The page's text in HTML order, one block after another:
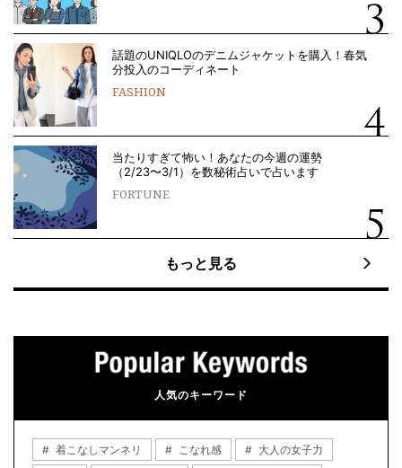
話題のUNIQLOのデニムジャケットを購入！春気
分投入のコーディネート
FASHION
当たりすぎて怖い！あなたの今週の運勢
（2/23〜3/1）を数秘術占いで占います
FORTUNE
もっと見る
人気のキーワード
着こなしマンネリ こなれ感
大人の女子力